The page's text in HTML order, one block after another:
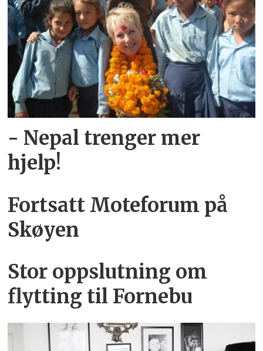
- Nepal trenger mer
hjelp!
Fortsatt Moteforum på
Skøyen
Stor oppslutning om
flytting til Fornebu